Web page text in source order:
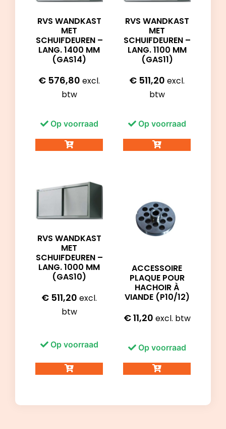
RVS WANDKAST
MET
SCHUIFDEUREN –
LANG. 1400 MM
(GAS14)
€ 576,80 excl.
btw
Op voorraad
RVS WANDKAST
MET
SCHUIFDEUREN –
LANG. 1100 MM
(GAS11)
€ 511,20 excl.
btw
Op voorraad
RVS WANDKAST
MET
SCHUIFDEUREN –
LANG. 1000 MM
(GAS10)
€ 511,20 excl.
btw
Op voorraad
ACCESSOIRE
PLAQUE POUR
HACHOIR À
VIANDE (P10/12)
€11,20 excl. btw
Op voorraad